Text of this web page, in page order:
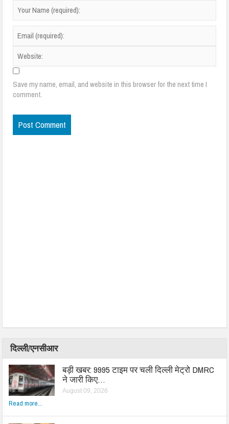
Save my name, email, and website in this browser for the next time I
comment.
दिल्ली/एनसीआर
बड़ी खबर: 9995 टाइम पर चली दिल्ली मेट्रो DMRC
ने जारी किए…
August 09, 2026
Read more...